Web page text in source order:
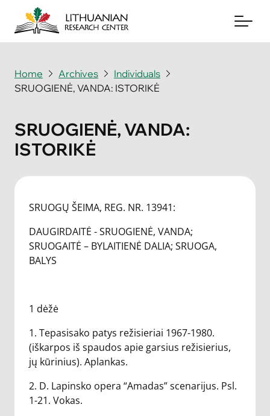
About
Periodicals
Books
News & Events
Support Us
Contact Us
Home Archives
Individuals
SRUOGIENĖ, VANDA: ISTORIKĖ
SRUOGIENĖ, VANDA:
ISTORIKĖ
SRUOGŲ ŠEIMA, REG. NR. 13941:
DAUGIRDAITĖ - SRUOGIENĖ, VANDA;
SRUOGAITĖ – BYLAITIENĖ DALIA; SRUOGA,
BALYS
1 dėžė
1. Tepasisako patys režisieriai 1967-1980.
(iškarpos iš spaudos apie garsius režisierius,
jų kūrinius). Aplankas.
2. D. Lapinsko opera “Amadas” scenarijus. Psl.
1-21. Vokas.